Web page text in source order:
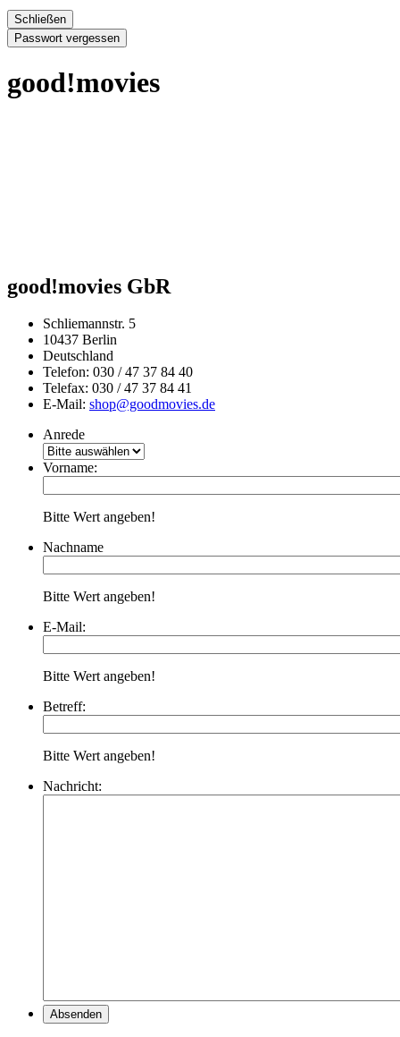
Schließen
Passwort vergessen
good!movies
good!movies GbR
Schliemannstr. 5
10437 Berlin
Deutschland
Telefon: 030 / 47 37 84 40
Telefax: 030 / 47 37 84 41
E-Mail: shop@goodmovies.de
Anrede
Vorname:
Bitte Wert angeben!
Nachname
Bitte Wert angeben!
E-Mail:
Bitte Wert angeben!
Betreff:
Bitte Wert angeben!
Nachricht:
Absenden